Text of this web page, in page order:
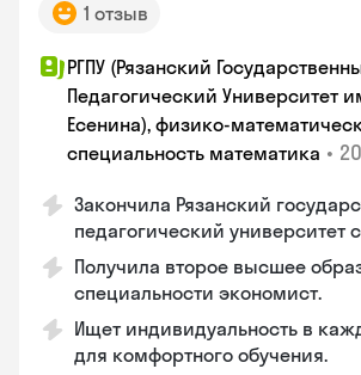
1 отзыв
РГПУ (Рязанский
Педагогический Университет
Есенина), физико-
специальность математика •
Закончилa Рязанский
педагогический университет
Получила второе высшее
специальности экономист.
Ищет индивидуальность в
для комфортного обучения.